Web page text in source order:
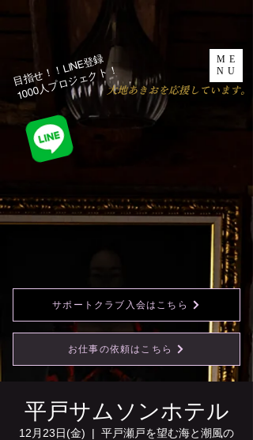
ME
NU
​大地あきおを応援しています。
目指せ！！LINE登録
1000人プロジェクト！​
お仕事の依頼はこちら
サポートクラブ入会はこちら
平戸サムソンホテル
12月23日(金)
  |
平戸瀬戸を望む海と潮風の